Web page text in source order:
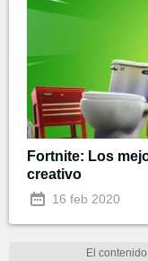
Fortnite: Los
creativo
16 feb 2020